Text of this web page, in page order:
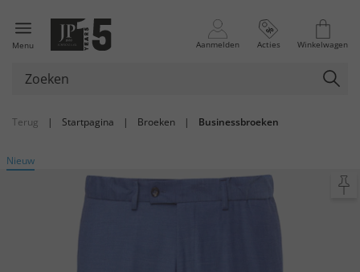
Menu Aanmelden Acties Winkelwagen
Terug | Startpagina | Broeken | Businessbroeken
Nieuw